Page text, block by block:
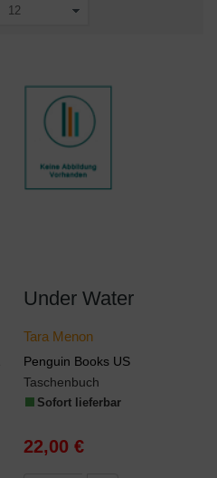
Under Water
Tara Menon
Penguin Books US
Taschenbuch
Sofort lieferbar
22,00 €